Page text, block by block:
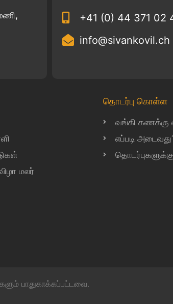
+41 (0) 44 371 02
info@sivankovil.ch
மலர்
தொடர்பு கொள்ள
வங்கி கணக்கு
எப்படி
பாதுகாக்கப்பட்டவை.